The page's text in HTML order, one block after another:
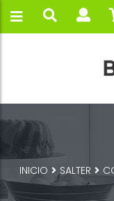
INICIO SALTER